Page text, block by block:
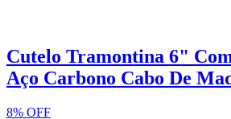
Cutelo Tramontina 6"
Aço Carbono Cabo De
8% OFF